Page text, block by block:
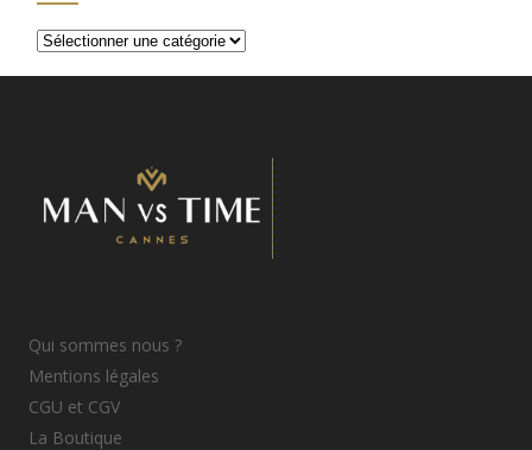
Catégories
Qui sommes nous ?
Mentions légales
CGU et CGV
La Boutique